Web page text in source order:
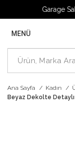
Garage Sale
MENÜ
Ana Sayfa Kadın
Beyaz Dekolte